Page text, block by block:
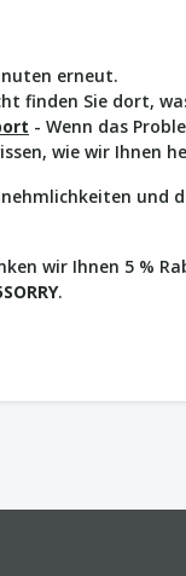
erneut.
finden Sie dort,
- Wenn das
wie wir Ihnen
und
wir Ihnen 5 %
.